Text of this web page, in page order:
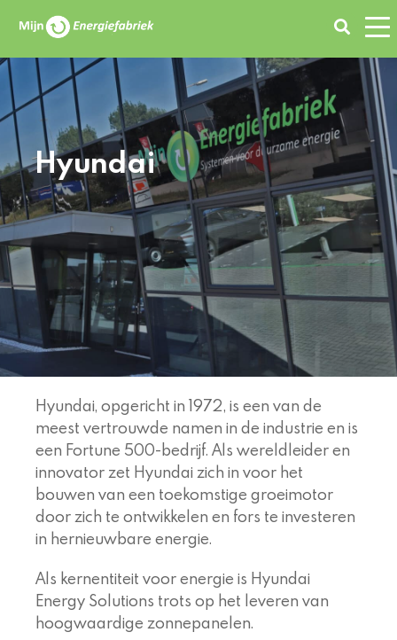
Hyundai
Hyundai, opgericht in 1972, is een van de
meest vertrouwde namen in de industrie en is
een Fortune 500-bedrijf. Als wereldleider en
innovator zet Hyundai zich in voor het
bouwen van een toekomstige groeimotor
door zich te ontwikkelen en fors te investeren
in hernieuwbare energie.
Als kernentiteit voor energie is Hyundai
Energy Solutions trots op het leveren van
hoogwaardige zonnepanelen.